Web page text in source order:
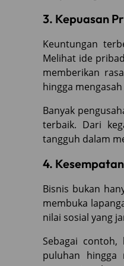
3. Kepuasan
Keuntungan
Melihat ide
memberikan
hingga
Banyak
terbaik. Dari
tangguh dalam
4.
Bisnis bukan
membuka
nilai sosial yang
Sebagai
puluhan hingga